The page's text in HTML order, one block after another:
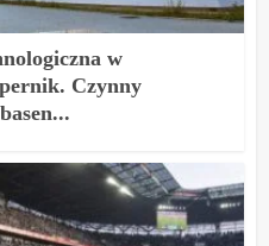
w
Czynny